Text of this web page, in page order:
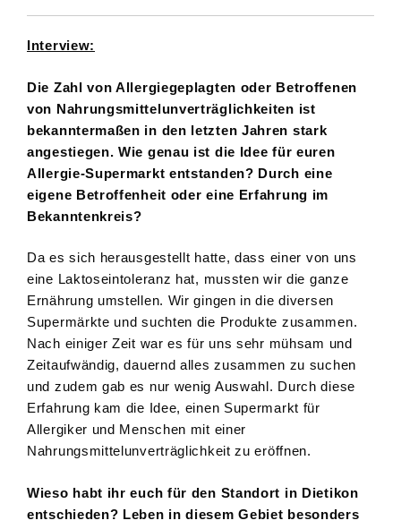
Interview:
Die Zahl von Allergiegeplagten oder Betroffenen
von Nahrungsmittelunverträglichkeiten ist
bekanntermaßen in den letzten Jahren stark
angestiegen. Wie genau ist die Idee für euren
Allergie-Supermarkt entstanden? Durch eine
eigene Betroffenheit oder eine Erfahrung im
Bekanntenkreis?
Da es sich herausgestellt hatte, dass einer von uns
eine Laktoseintoleranz hat, mussten wir die ganze
Ernährung umstellen. Wir gingen in die diversen
Supermärkte und suchten die Produkte zusammen.
Nach einiger Zeit war es für uns sehr mühsam und
Zeitaufwändig, dauernd alles zusammen zu suchen
und zudem gab es nur wenig Auswahl. Durch diese
Erfahrung kam die Idee, einen Supermarkt für
Allergiker und Menschen mit einer
Nahrungsmittelunverträglichkeit zu eröffnen.
Wieso habt ihr euch für den Standort in Dietikon
entschieden? Leben in diesem Gebiet besonders